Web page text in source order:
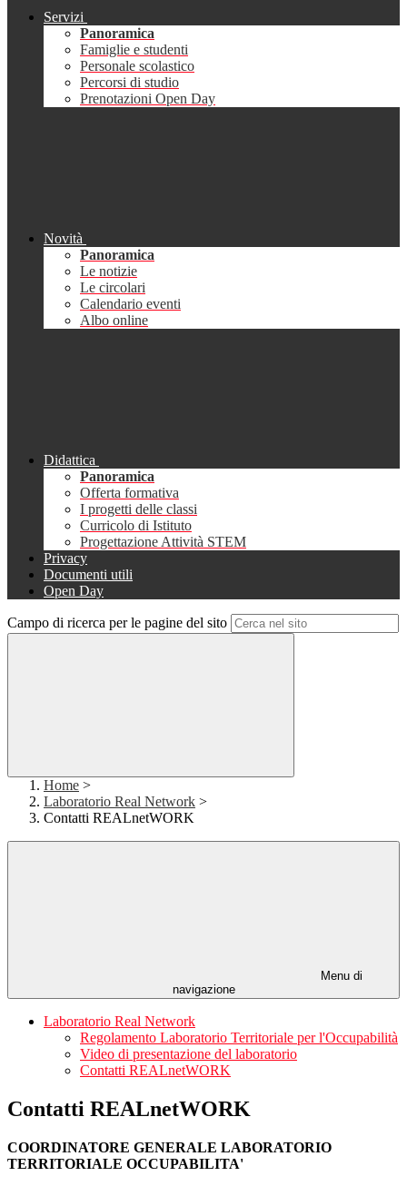
Servizi
Panoramica
Famiglie e studenti
Personale scolastico
Percorsi di studio
Prenotazioni Open Day
Novità
Panoramica
Le notizie
Le circolari
Calendario eventi
Albo online
Didattica
Panoramica
Offerta formativa
I progetti delle classi
Curricolo di Istituto
Progettazione Attività STEM
Privacy
Documenti utili
Open Day
Campo di ricerca per le pagine del sito
Home >
Laboratorio Real Network >
Contatti REALnetWORK
Menu di
navigazione
Laboratorio Real Network
Regolamento Laboratorio Territoriale per l'Occupabilità
Video di presentazione del laboratorio
Contatti REALnetWORK
Contatti REALnetWORK
COORDINATORE GENERALE LABORATORIO
TERRITORIALE OCCUPABILITA'